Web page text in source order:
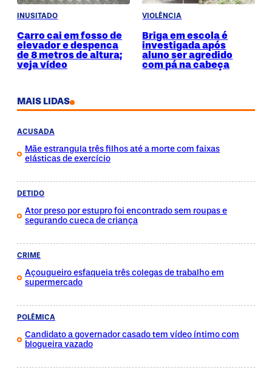
INUSITADO
Carro cai em fosso de
elevador e despenca
de 8 metros de altura;
veja vídeo
VIOLÊNCIA
Briga em escola é
investigada após
aluno ser agredido
com pá na cabeça
MAIS LIDAS
ACUSADA
Mãe estrangula três filhos até a morte com faixas
elásticas de exercício
DETIDO
Ator preso por estupro foi encontrado sem roupas e
segurando cueca de criança
CRIME
Açougueiro esfaqueia três colegas de trabalho em
supermercado
POLÊMICA
Candidato a governador casado tem vídeo íntimo com
blogueira vazado